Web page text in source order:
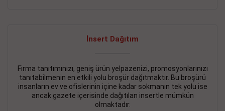
İnsert Dağıtım
Firma tanıtımınızı, geniş ürün yelpazenizi, promosyonlarınızı
tanıtabilmenin en etkili yolu broşür dağıtmaktır. Bu broşürü
insanların ev ve ofislerinin içine kadar sokmanın tek yolu ise
ancak gazete içerisinde dağıtılan insertle mümkün
olmaktadır.
DEVREMÜLK KİRALIK İlanı- 11.09.2018
SİNYE Tekstile Şoförlüğü olan 35 yaşını aşmamış, Depo
elemanı alınacaktır. Osmanbey, Şişli